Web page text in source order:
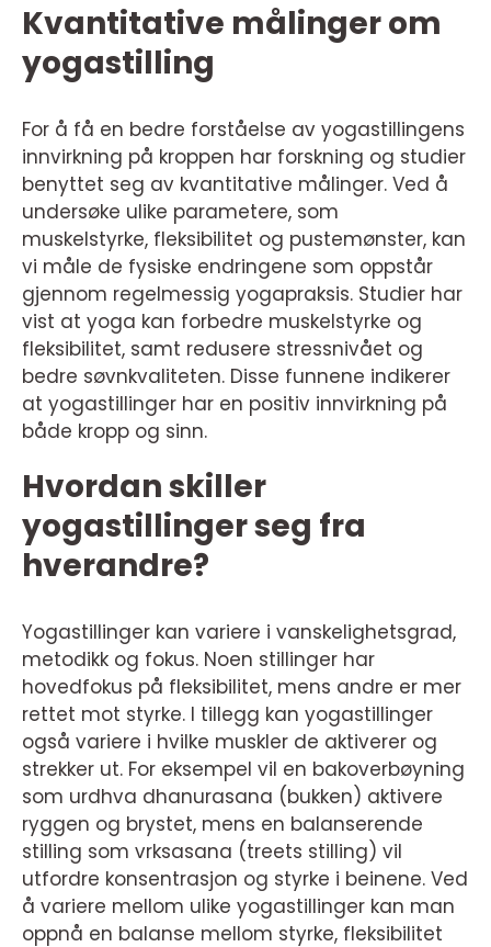
Kvantitative målinger om
yogastilling
For å få en bedre forståelse av yogastillingens
innvirkning på kroppen har forskning og studier
benyttet seg av kvantitative målinger. Ved å
undersøke ulike parametere, som
muskelstyrke, fleksibilitet og pustemønster, kan
vi måle de fysiske endringene som oppstår
gjennom regelmessig yogapraksis. Studier har
vist at yoga kan forbedre muskelstyrke og
fleksibilitet, samt redusere stressnivået og
bedre søvnkvaliteten. Disse funnene indikerer
at yogastillinger har en positiv innvirkning på
både kropp og sinn.
Hvordan skiller
yogastillinger seg fra
hverandre?
Yogastillinger kan variere i vanskelighetsgrad,
metodikk og fokus. Noen stillinger har
hovedfokus på fleksibilitet, mens andre er mer
rettet mot styrke. I tillegg kan yogastillinger
også variere i hvilke muskler de aktiverer og
strekker ut. For eksempel vil en bakoverbøyning
som urdhva dhanurasana (bukken) aktivere
ryggen og brystet, mens en balanserende
stilling som vrksasana (treets stilling) vil
utfordre konsentrasjon og styrke i beinene. Ved
å variere mellom ulike yogastillinger kan man
oppnå en balanse mellom styrke, fleksibilitet